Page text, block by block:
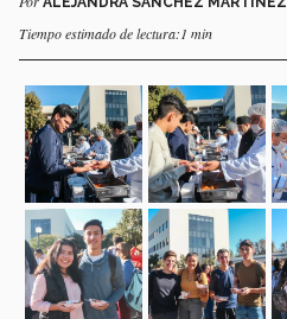
Tiempo estimado de lectura:1 min